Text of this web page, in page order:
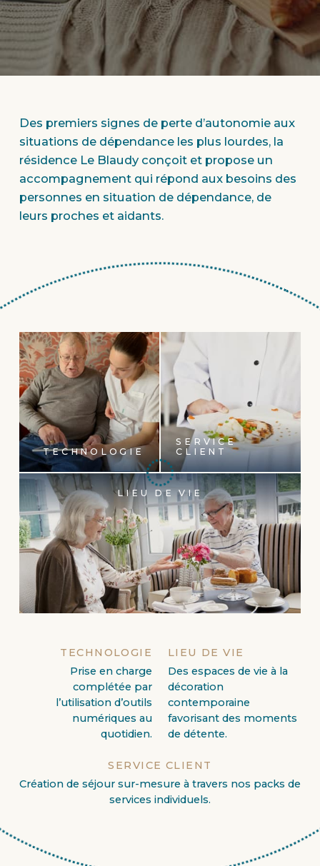
Des premiers signes de perte d’autonomie aux
situations de dépendance les plus lourdes, la
résidence Le Blaudy conçoit et propose un
accompagnement qui répond aux besoins des
personnes en situation de dépendance, de
leurs proches et aidants.
TECHNOLOGIE
SERVICE
CLIENT
LIEU DE VIE
TECHNOLOGIE
Prise en charge
complétée par
l’utilisation d’outils
numériques au
quotidien.
LIEU DE VIE
Des espaces de vie à la
décoration
contemporaine
favorisant des moments
de détente.
SERVICE CLIENT
Création de séjour sur-mesure à travers nos packs de
services individuels.